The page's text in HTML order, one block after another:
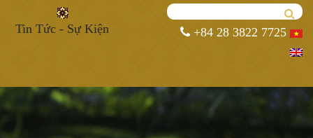
Tin Tức - Sự Kiện +84 28 3822 7725